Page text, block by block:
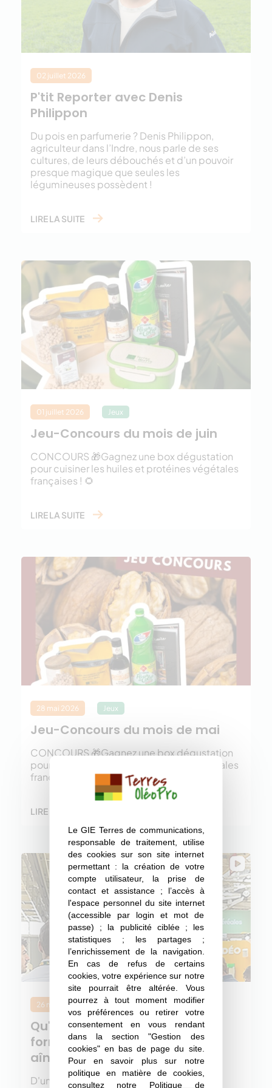
Le GIE Terres de communications,
responsable de traitement, utilise
des cookies sur son site internet
permettant : la création de votre
compte utilisateur, la prise de
contact et assistance ; l’accès à
l'espace personnel du site internet
(accessible par login et mot de
passe) ; la publicité ciblée ; les
statistiques ; les partages ;
l’enrichissement de la navigation.
En cas de refus de certains
cookies, votre expérience sur notre
site pourrait être altérée. Vous
pourrez à tout moment modifier
vos préférences ou retirer votre
consentement en vous rendant
dans la section "Gestion des
cookies" en bas de page du site.
Pour en savoir plus sur notre
politique en matière de cookies,
consultez notre Politique de
02 juillet 2026
P'tit Reporter avec Denis
Philippon
Du pois en parfumerie ? Denis Philippon,
agriculteur dans l’Indre, nous parle de ses
cultures, de leurs débouchés et d’un pouvoir
presque magique que seules les
légumineuses possèdent !
LIRE LA SUITE
01 juillet 2026 Jeux
Jeu-Concours du mois de juin
CONCOURS 🎁Gagnez une box dégustation
pour cuisiner les huiles et protéines végétales
françaises ! 🌻
LIRE LA SUITE
28 mai 2026 Jeux
Jeu-Concours du mois de mai
CONCOURS 🎁Gagnez une box dégustation
pour cuisiner les huiles et protéines végétales
françaises ! 🌻
LIRE LA SUITE
26 mai 2026
Qu'est-ce que les jeunes en
formation admirent chez leurs
aînés ? et vice-versa ?
D'un côté, le regard neuf et les nouvelles